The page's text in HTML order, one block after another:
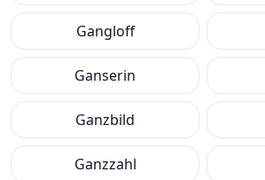
Gangloff
Ganserin
Ganzbild
Ganzzahl